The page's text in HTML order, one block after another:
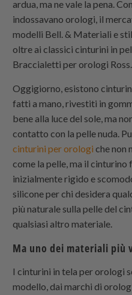
ardua, ma ne vale la pena.
indossavano orologi, il
modelli Bell. & Materiali e
oltre ai classici cinturini in
Braccialetti per orologi Ross.
Oggigiorno, esistono
fatti a mano, rivestiti in
bene alla luce del sole, ma
contatto con la pelle nuda.
cinturini per orologi che non
come la pelle, ma il
inizialmente rigido e
silicone per chi desidera
più naturale sulla pelle del
qualsiasi altro materiale.
Ma uno dei materiali più
I cinturini in tela per orologi
modello, dai marchi di